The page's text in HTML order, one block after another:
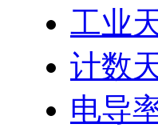
工业
计数
电导